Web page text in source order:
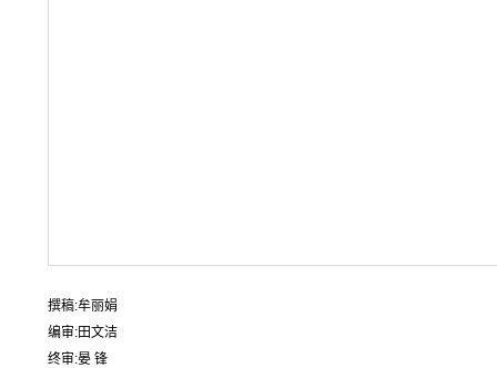
撰稿:牟丽娟
编审:田文洁
终审:晏 锋